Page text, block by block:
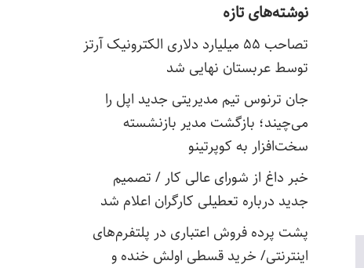
نوشته‌های تازه
تصاحب ۵۵ میلیارد دلاری الکترونیک آرتز
توسط عربستان نهایی شد
جان ترنوس تیم مدیریتی جدید اپل را
می‌چیند؛ بازگشت مدیر بازنشسته
سخت‌افزار به کوپرتینو
خبر داغ از شورای عالی کار / تصمیم
جدید درباره تعطیلی کارگران اعلام شد
پشت پرده فروش اعتباری در پلتفرم‌های
اینترنتی/ خرید قسطی اولش خنده و